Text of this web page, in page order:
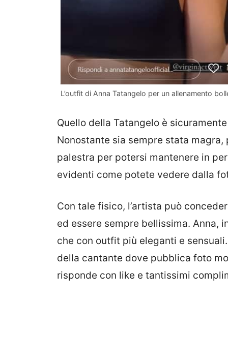
L’outfit di Anna Tatangelo per un allenamento
Quello della Tatangelo è
Nonostante sia sempre stata
palestra per potersi mantenere in
evidenti come potete vedere dalla
Con tale fisico, l’artista può
ed essere sempre bellissima. Anna,
che con outfit più eleganti e
della cantante dove pubblica foto
risponde con like e tantissimi